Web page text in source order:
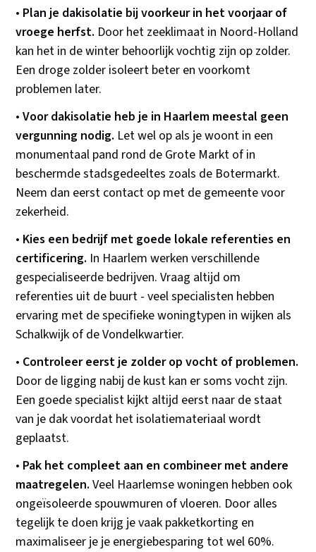
• Plan je dakisolatie bij voorkeur in het voorjaar of
vroege herfst. Door het zeeklimaat in Noord-Holland
kan het in de winter behoorlijk vochtig zijn op zolder.
Een droge zolder isoleert beter en voorkomt
problemen later.
•Voor dakisolatie heb je in Haarlem meestal geen
vergunning nodig. Let wel op als je woont in een
monumentaal pand rond de Grote Markt of in
beschermde stadsgedeeltes zoals de Botermarkt.
Neem dan eerst contact op met de gemeente voor
zekerheid.
• Kies een bedrijf met goede lokale referenties en
certificering. In Haarlem werken verschillende
gespecialiseerde bedrijven. Vraag altijd om
referenties uit de buurt - veel specialisten hebben
ervaring met de specifieke woningtypen in wijken als
Schalkwijk of de Vondelkwartier.
• Controleer eerst je zolder op vocht of problemen.
Door de ligging nabij de kust kan er soms vocht zijn.
Een goede specialist kijkt altijd eerst naar de staat
van je dak voordat het isolatiemateriaal wordt
geplaatst.
• Pak het compleet aan en combineer met andere
maatregelen. Veel Haarlemse woningen hebben ook
ongeïsoleerde spouwmuren of vloeren. Door alles
tegelijk te doen krijg je vaak pakketkorting en
maximaliseer je je energiebesparing tot wel 60%.